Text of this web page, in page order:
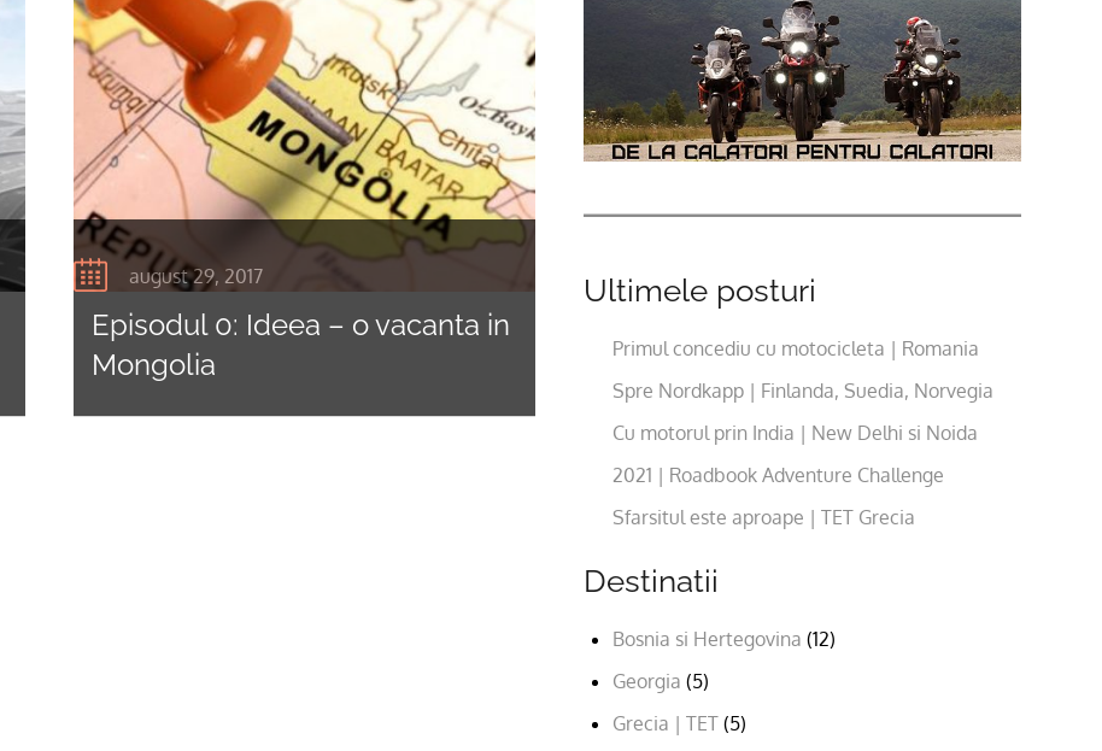
august 29, 2017
Episodul 0: Ideea – o vacanta in
Mongolia
Ultimele posturi
Primul concediu cu motocicleta | Romania
Spre Nordkapp | Finlanda, Suedia, Norvegia
Cu motorul prin India | New Delhi si Noida
2021 | Roadbook Adventure Challenge
Sfarsitul este aproape | TET Grecia
Destinatii
Bosnia si Hertegovina (12)
Georgia (5)
Grecia | TET(5)